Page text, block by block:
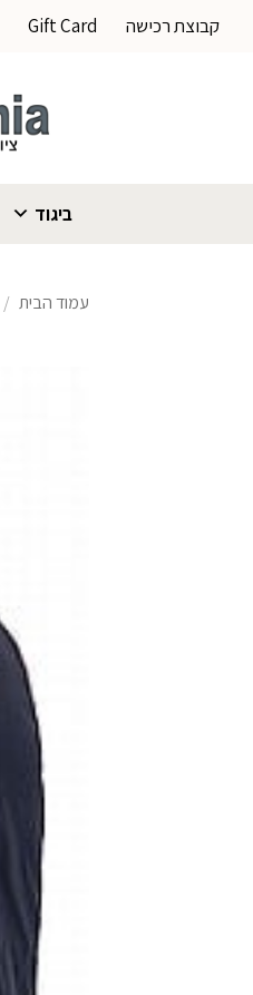
קבוצת רכישה Gift Card
ביגוד
עמוד הבית /